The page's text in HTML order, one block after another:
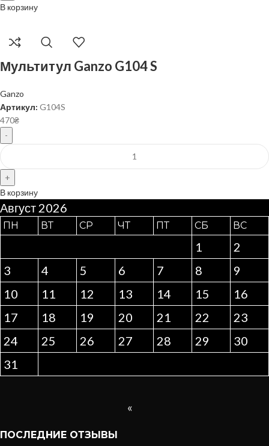
В корзину
Мультитул Ganzo G104 S
Ganzo
Артикул: G104S
470₴
В корзину
Август 2026
ПН ВТ СР ЧТ ПТ СБ ВС
1
2
3
4 5 6 7 8
9
10
11 12 13 14 15
16
17
18 19 20 21 22
23
24
25 26 27 28 29
30
31
«
ПОСЛЕДНИЕ ОТЗЫВЫ